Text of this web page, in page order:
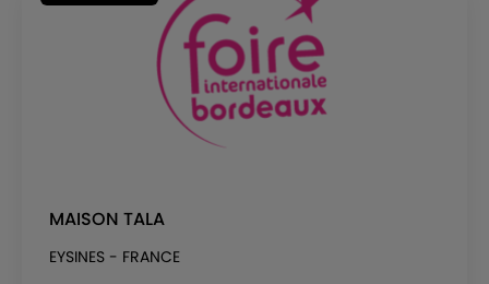
MAISON TALA
EYSINES - FRANCE